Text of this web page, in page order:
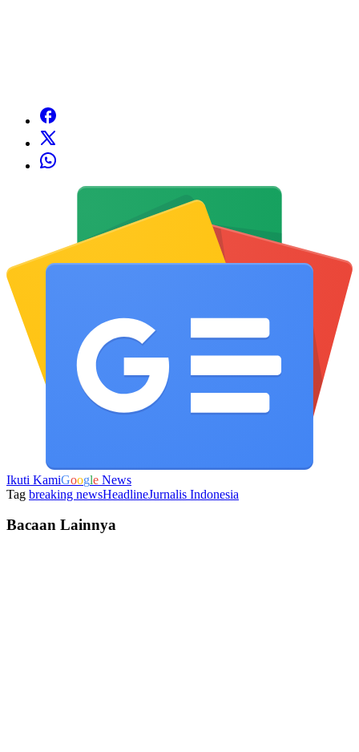
Ikuti KamiGoogle News
Tag breaking newsHeadlineJurnalis Indonesia
Bacaan Lainnya